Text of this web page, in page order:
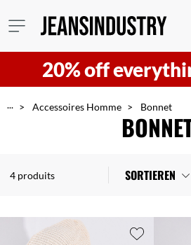
20% off
... Accessoires Homme Bonnet
4 produits SORTIEREN